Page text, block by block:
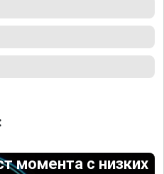
момента с низких